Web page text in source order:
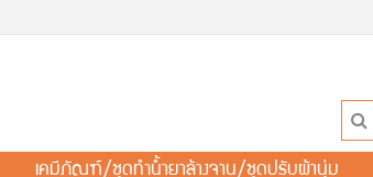
เคมีภัณฑ์/ชุดทำน้ำยาล้างจาน/ชุดปรับผ้านุ่ม